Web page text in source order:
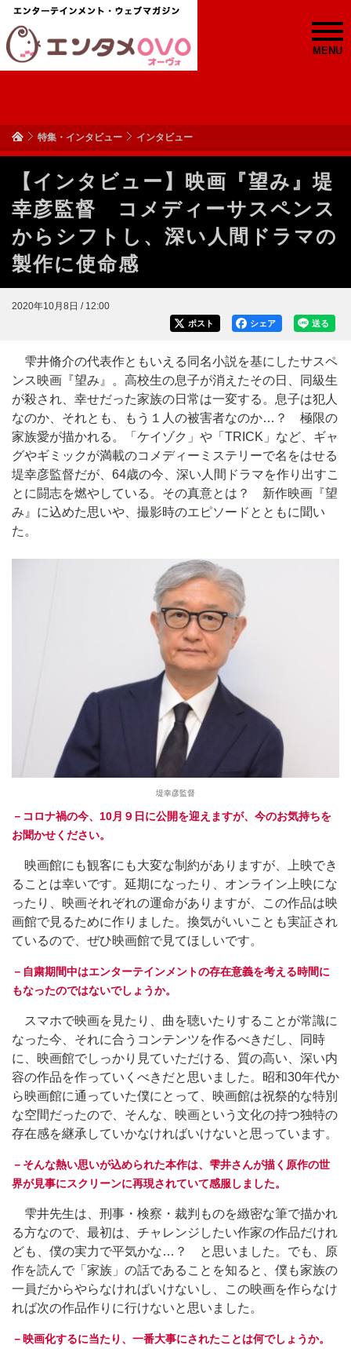
MENU
特集・インタビュー インタビュー
【インタビュー】映画『望み』堤
幸彦監督 コメディーサスペンス
からシフトし、深い人間ドラマの
製作に使命感
2020年10月8日 / 12:00
送る
シェア
ポスト
雫井脩介の代表作ともいえる同名小説を基にしたサスペ
ンス映画『望み』。高校生の息子が消えたその日、同級生
が殺され、幸せだった家族の日常は一変する。息子は犯人
なのか、それとも、もう１人の被害者なのか…？ 極限の
家族愛が描かれる。「ケイゾク」や「TRICK」など、ギャ
グやギミックが満載のコメディーミステリーで名をはせる
堤幸彦監督だが、64歳の今、深い人間ドラマを作り出すこ
とに闘志を燃やしている。その真意とは？ 新作映画『望
み』に込めた思いや、撮影時のエピソードとともに聞い
た。
堤幸彦監督
－コロナ禍の今、10月９日に公開を迎えますが、今のお気持ちを
お聞かせください。
映画館にも観客にも大変な制約がありますが、上映でき
ることは幸いです。延期になったり、オンライン上映にな
ったり、映画それぞれの運命がありますが、この作品は映
画館で見るために作りました。換気がいいことも実証され
ているので、ぜひ映画館で見てほしいです。
－自粛期間中はエンターテインメントの存在意義を考える時間に
もなったのではないでしょうか。
スマホで映画を見たり、曲を聴いたりすることが常識に
なった今、それに合うコンテンツを作るべきだし、同時
に、映画館でしっかり見ていただける、質の高い、深い内
容の作品を作っていくべきだと思いました。昭和30年代か
ら映画館に通っていた僕にとって、映画館は祝祭的な特別
な空間だったので、そんな、映画という文化の持つ独特の
存在感を継承していかなければいけないと思っています。
－そんな熱い思いが込められた本作は、雫井さんが描く原作の世
界が見事にスクリーンに再現されていて感服しました。
雫井先生は、刑事・検察・裁判ものを緻密な筆で描かれ
る方なので、最初は、チャレンジしたい作家の作品だけれ
ども、僕の実力で平気かな…？ と思いました。でも、原
作を読んで「家族」の話であることを知ると、僕も家族の
一員だからやらなければいけないし、この映画を作らなけ
れば次の作品作りに行けないと思いました。
－映画化するに当たり、一番大事にされたことは何でしょうか。